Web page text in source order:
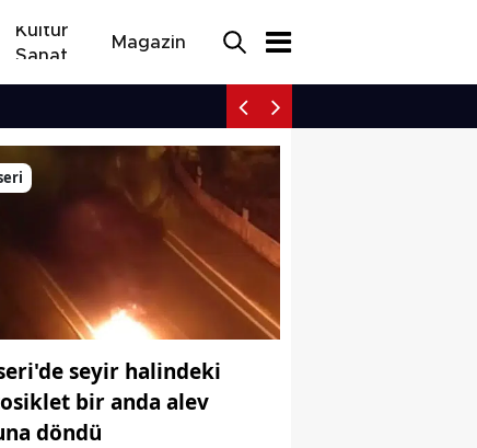
Kültür
Sanat
Magazin
seyir halindeki
bir anda alev
döndü